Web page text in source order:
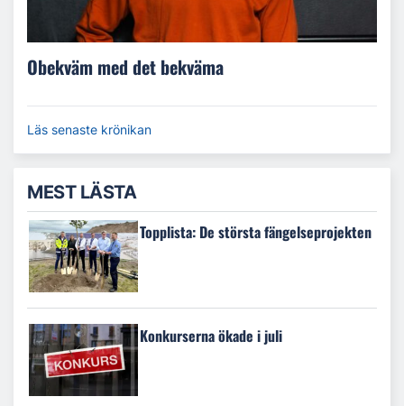
Obekväm med det bekväma
Läs senaste krönikan
MEST LÄSTA
Topplista: De största fängelseprojekten
Konkurserna ökade i juli